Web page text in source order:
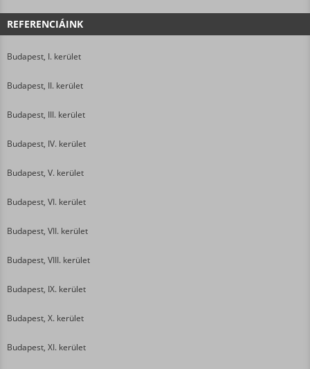
REFERENCIÁINK
Budapest, I. kerület
Budapest, II. kerület
Budapest, III. kerület
Budapest, IV. kerület
Budapest, V. kerület
Budapest, VI. kerület
Budapest, VII. kerület
Budapest, VIII. kerület
Budapest, IX. kerület
Budapest, X. kerület
Budapest, XI. kerület